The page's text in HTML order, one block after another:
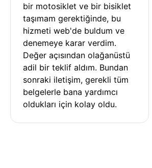
bir motosiklet ve bir bisiklet
taşımam gerektiğinde, bu
hizmeti web'de buldum ve
denemeye karar verdim.
Değer açısından olağanüstü
adil bir teklif aldım. Bundan
sonraki iletişim, gerekli tüm
belgelerle bana yardımcı
oldukları için kolay oldu.